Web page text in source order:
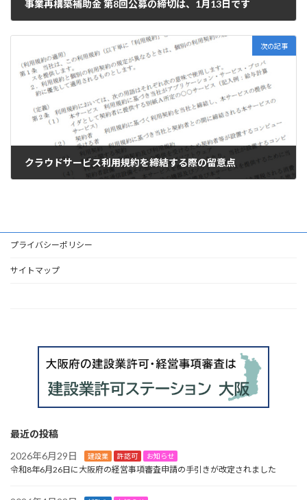
事業再構築補助金 第8回公募の締切は、1月13日です
次の記事
クラウドサービス利用規約を締結する際の留意点
プライバシーポリシー
サイトマップ
最近の投稿
2026年6月29日
建設業 許認可 お知らせ
令和8年6月26日に大阪府の経営事項審査申請の手引きが改定されました